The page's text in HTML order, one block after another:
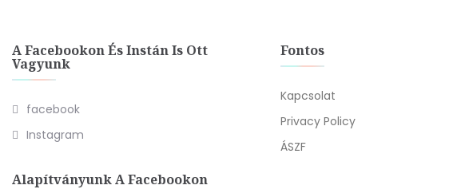
A Facebookon És Instán Is Ott
Vagyunk
facebook
Instagram
Alapítványunk A Facebookon
Fontos
Kapcsolat
Privacy Policy
ÁSZF